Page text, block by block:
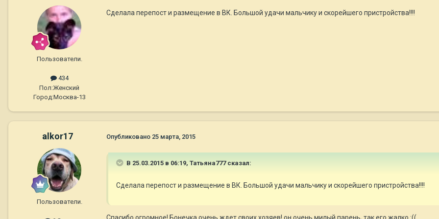
Пользователи.
434
Пол:Женский
Город:Москва-13
Сделала перепост и размещение в ВК. Большой удачи мальчику и скорейшего пристройства!!!!
alkor17
Пользователи.
Опубликовано 25 марта, 2015
В 25.03.2015 в 06:19, Татьяна777 сказал:
Сделала перепост и размещение в ВК. Большой удачи мальчику и скорейшего пристройства!!!!
Спасибо огромное! Бонечка очень ждет своих хозяев! он очень милый парень, так его жалко :((